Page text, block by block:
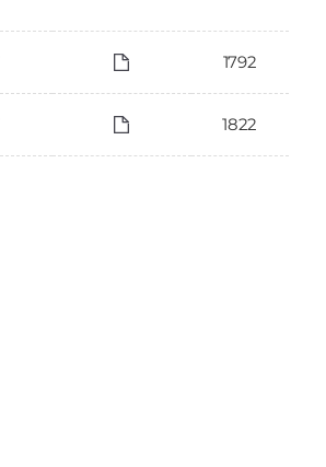
1792
1822